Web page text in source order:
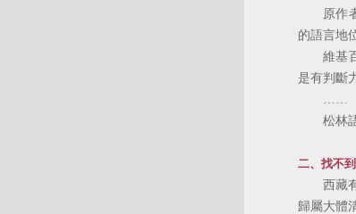
原作者
的語言地
維基百
是有判斷
……
松林語
二、找不
西藏有
歸屬大體